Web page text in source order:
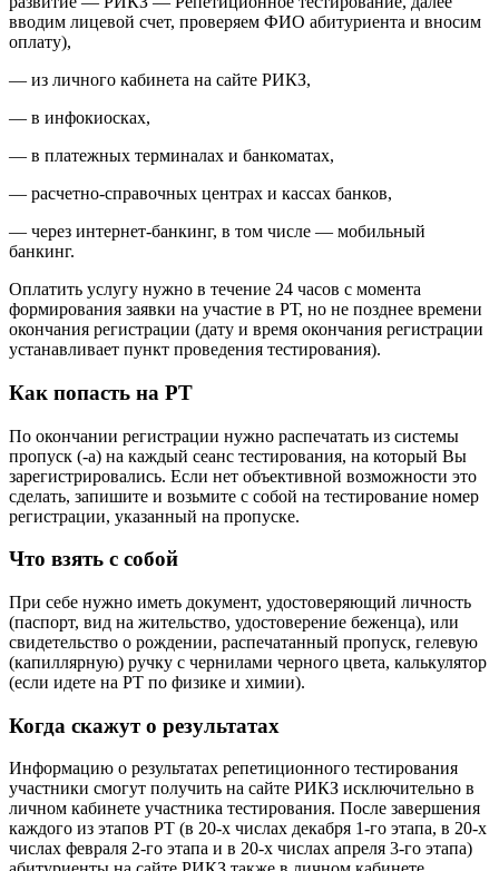
вводим лицевой счет, проверяем ФИО абитуриента и вносим
оплату),
— из личного кабинета на сайте РИКЗ,
— в инфокиосках,
— в платежных терминалах и банкоматах,
— расчетно-справочных центрах и кассах банков,
— через интернет-банкинг, в том числе — мобильный
банкинг.
Оплатить услугу нужно в течение 24 часов с момента
формирования заявки на участие в РТ, но не позднее времени
окончания регистрации (дату и время окончания регистрации
устанавливает пункт проведения тестирования).
Как попасть на РТ
По окончании регистрации нужно распечатать из системы
пропуск (-а) на каждый сеанс тестирования, на который Вы
зарегистрировались. Если нет объективной возможности это
сделать, запишите и возьмите с собой на тестирование номер
регистрации, указанный на пропуске.
Что взять с собой
При себе нужно иметь документ, удостоверяющий личность
(паспорт, вид на жительство, удостоверение беженца), или
свидетельство о рождении, распечатанный пропуск, гелевую
(капиллярную) ручку с чернилами черного цвета, калькулятор
(если идете на РТ по физике и химии).
Когда скажут о результатах
Информацию о результатах репетиционного тестирования
участники смогут получить на сайте РИКЗ исключительно в
личном кабинете участника тестирования. После завершения
каждого из этапов РТ (в 20-х числах декабря 1-го этапа, в 20-х
числах февраля 2-го этапа и в 20-х числах апреля 3-го этапа)